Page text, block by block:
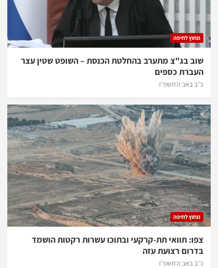
מחוץ לחיפה
שוב בג"צ מתערב בהחלטת הכנסת – השופט שטין עצר
העברת כספים
כ״ב באב ה׳תשפ״ו
מחוץ לחיפה
צפו: תוואי תת-קרקעי ובתוכו עשרות רקטות הושמד
בדרום רצועת עזה
כ״ב באב ה׳תשפ״ו